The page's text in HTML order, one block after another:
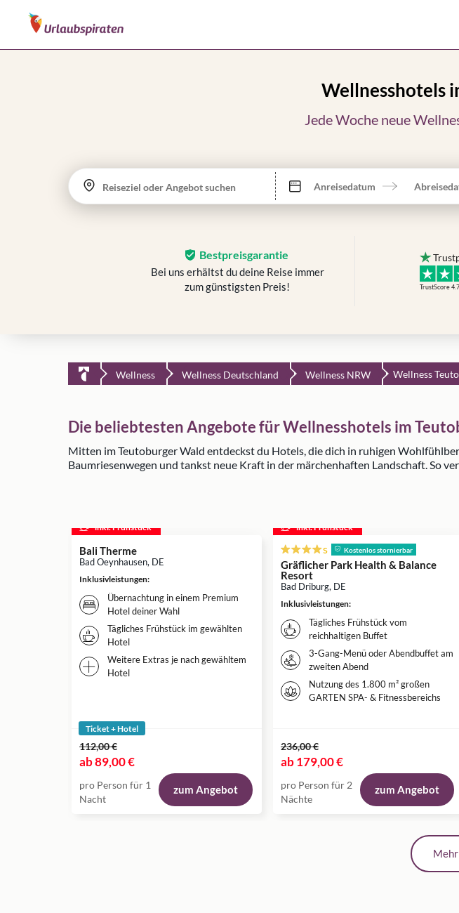
Wellnesshotels
Jede Woche neue
Reiseziel oder Angebot suchen Anreisedatum
Bestpreisgarantie
Bei uns erhältst du deine Reise immer
zum günstigsten Preis!
TrustScore
Wellness Wellness Deutschland Wellness NRW Wellness
Die beliebtesten Angebote für Wellnesshotels im
Mitten im Teutoburger Wald entdeckst du Hotels, die dich in ruhigen
Baumriesenwegen und tankst neue Kraft in der märchenhaften Landschaft. So
inkl. Frühstück
Bali Therme
Bad Oeynhausen, DE
Inklusivleistungen:
Übernachtung in einem Premium
Hotel deiner Wahl
Tägliches Frühstück im gewählten
Hotel
Weitere Extras je nach gewähltem
Hotel
Ticket + Hotel
112,00 €
ab89,00 €
pro Person für 1
Nacht
zum Angebot
inkl. Frühstück
s Kostenlos stornierbar
Gräflicher Park Health & Balance
Resort
Bad Driburg, DE
Inklusivleistungen:
Tägliches Frühstück vom
reichhaltigen Buffet
3-Gang-Menü oder Abendbuffet am
zweiten Abend
Nutzung des 1.800 m² großen
GARTEN SPA- & Fitnessbereichs
236,00 €
ab179,00 €
pro Person für 2
Nächte
zum Angebot